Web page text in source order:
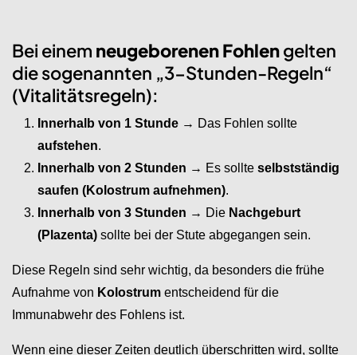
Bei einem neugeborenen Fohlengelten
die sogenannten „3-Stunden-Regeln“
(Vitalitätsregeln):
Innerhalb von 1 Stunde → Das Fohlen sollte
aufstehen.
Innerhalb von 2 Stunden → Es sollte selbstständig
saufen (Kolostrum aufnehmen).
Innerhalb von 3 Stunden → Die Nachgeburt
(Plazenta) sollte bei der Stute abgegangen sein.
Diese Regeln sind sehr wichtig, da besonders die frühe
Aufnahme von Kolostrum entscheidend für die
Immunabwehr des Fohlens ist.
Wenn eine dieser Zeiten deutlich überschritten wird, sollte